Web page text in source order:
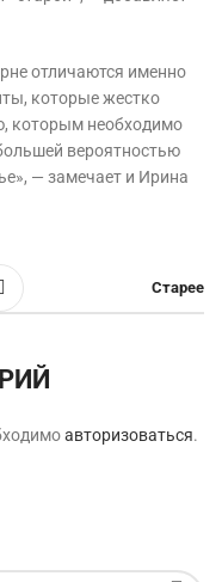
отличаются именно
которые жестко
которым необходимо
вероятностью
— замечает и Ирина
Старее
авторизоваться.